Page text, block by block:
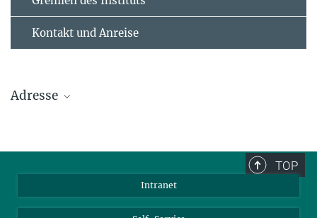
Kontakt und Anreise
Adresse
55128 Mainz
Tel.: +49 6131 379-0
Fax: +49 6131 379-100
TOP
Intranet